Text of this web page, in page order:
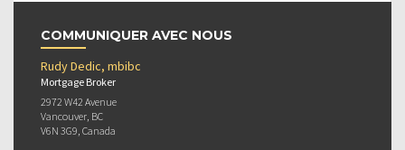
COMMUNIQUER AVEC NOUS
Rudy Dedic, mbibc
Mortgage Broker
2972 W42 Avenue
Vancouver, BC
V6N 3G9, Canada